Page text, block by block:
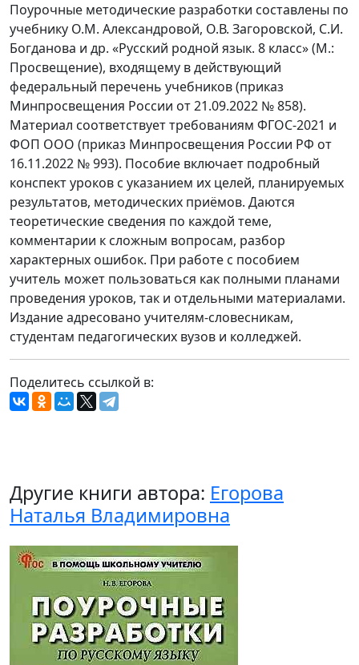
Поурочные методические разработки составлены по
учебнику О.М. Александровой, О.В. Загоровской, С.И.
Богданова и др. «Русский родной язык. 8 класс» (М.:
Просвещение), входящему в действующий
федеральный перечень учебников (приказ
Минпросвещения России от 21.09.2022 № 858).
Материал соответствует требованиям ФГОС-2021 и
ФОП ООО (приказ Минпросвещения России РФ от
16.11.2022 № 993). Пособие включает подробный
конспект уроков с указанием их целей, планируемых
результатов, методических приёмов. Даются
теоретические сведения по каждой теме,
комментарии к сложным вопросам, разбор
характерных ошибок. При работе с пособием
учитель может пользоваться как полными планами
проведения уроков, так и отдельными материалами.
Издание адресовано учителям-словесникам,
студентам педагогических вузов и колледжей.
Поделитесь ссылкой в:
Другие книги автора: Егорова
Наталья Владимировна